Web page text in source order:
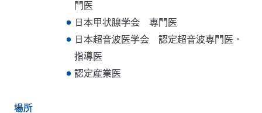
門医
日本甲状腺学会 専門医
日本超音波医学会 認定超音波専門医・
指導医
認定産業医
場所